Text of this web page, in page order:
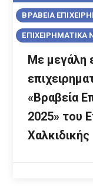
ΒΡΑΒΕΙΑ
ΕΠΙΧΕΙΡΗΜΑΤΙΚΑ
Με μεγάλη
«Βραβεία
2025» του
Χαλκιδικής